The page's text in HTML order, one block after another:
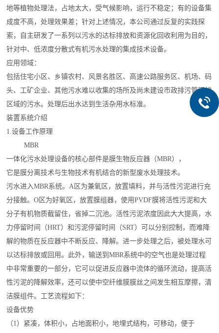
地等植物处理法，占地太大，受气候影响，运行不稳定；有的设备集
成度不高，处理效果差；针对上述情况，本公司通过反复的实践探
索，自主研发了一系列以污水的达标排放和资源化回收利用为目的，
针对中、低浓度分散式有机污水处理的集成技术设备。
应用领域：
包括住宅小区、乡镇农村、风景名胜区、高速公路服务区、机场、码
头、工矿企业、其他污水难以收集的场所及尚未建设市政排污管网的
区域的污水。处理后出水达到生活杂用水标准。
装置系统介绍
1.设备工作原理
MBR
一体化污水处理设备的核心部件是膜生物反应器（MBR），
它是膜分离技术与生物技术有机结合的新型废水处理技术。
污水进入MBR系统。A区为兼氧区，放置填料，并与活性污泥进行充
分接触。O区为好氧区，放置膜组器，使用PVDF膜将活性污泥和大
分子有机物质截留住，省掉二沉池。活性污泥浓度因此大大提高，水
力停留时间（HRT）和污泥停留时间（SRT）可以分别控制，而难降
解的物质在反应器中不断反应、降解。进一步处理之后，被处理水可
以达标排放或回用。此外，输送到MBR系统中的空气也是处理过程
中非常重要的一部分，它可以促进反应器中流体的循环流动，提高活
性污泥的降解效率，还可以使中空纤维膜膜丝之间发生相互摩擦，清
洁膜组件。工艺流程如下：
设备优势
（1）紧凑，体积小，占地面积小，地埋式结构，可移动，便于